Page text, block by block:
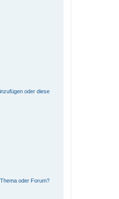
oder diese
oder Forum?